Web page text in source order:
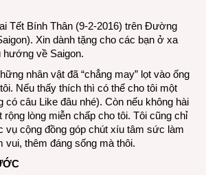
Tết
Thân
2016
Tết Bính Thân (9-2-2016) trên Đường
Xin dành tặng cho các bạn ở xa
hướng về Saigon.
nhân vật đã “chẳng may” lọt vào ống
Nếu thấy thích thì có thể cho tôi một
có câu Like đâu nhé). Còn nếu không hài
rộng lòng miễn chấp cho tôi. Tôi cũng chỉ
vụ cộng đồng góp chút xíu tâm sức làm
vui, thêm đáng sống mà thôi.